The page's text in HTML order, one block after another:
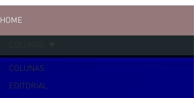
HOME
COLUNAS
EDITORIAL